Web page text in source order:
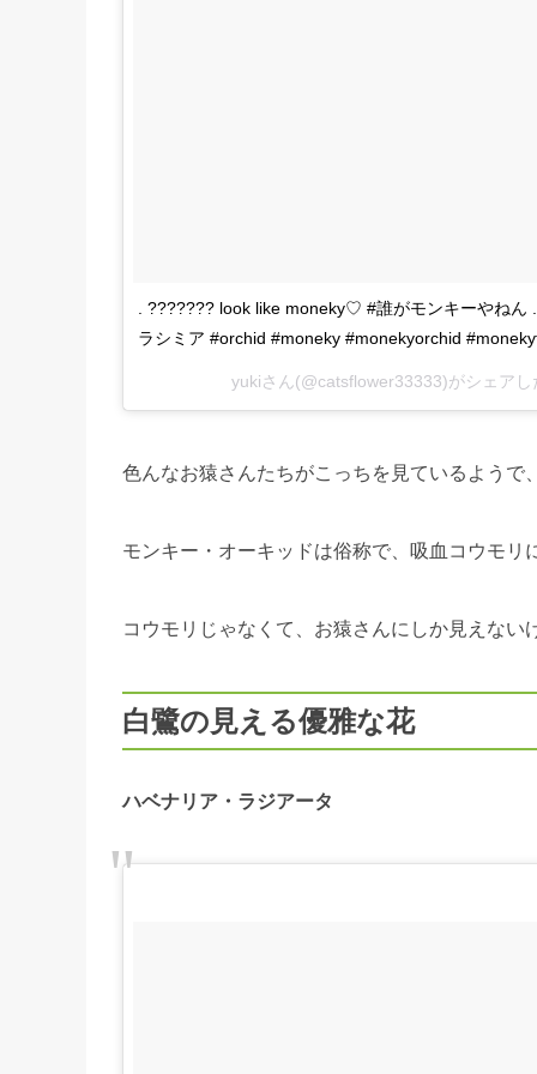
. ??????? look like moneky♡ #誰がモンキーやね
ラシミア #orchid #moneky #monekyorchid
yukiさん(@catsflower33333)がシェア
色んなお猿さんたちがこっちを見ているようで
モンキー・オーキッドは俗称で、吸血コウモ
コウモリじゃなくて、お猿さんにしか見えない
白鷺の見える優雅な花
ハベナリア・ラジアータ